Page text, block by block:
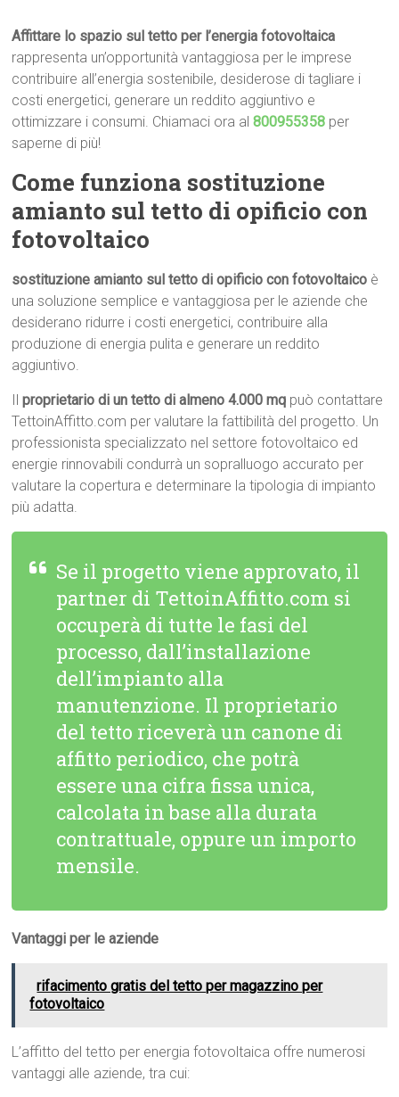
Affittare lo spazio sul tetto per l’energia fotovoltaica
rappresenta un’opportunità vantaggiosa per le imprese
contribuire all’energia sostenibile, desiderose di tagliare i
costi energetici, generare un reddito aggiuntivo e
ottimizzare i consumi. Chiamaci ora al800955358 per
saperne di più!
Come funziona sostituzione
amianto sul tetto di opificio con
fotovoltaico
sostituzione amianto sul tetto di opificio con fotovoltaico è
una soluzione semplice e vantaggiosa per le aziende che
desiderano ridurre i costi energetici, contribuire alla
produzione di energia pulita e generare un reddito
aggiuntivo.
Ilproprietario di un tetto di almeno 4.000 mq può contattare
TettoinAffitto.com per valutare la fattibilità del progetto. Un
professionista specializzato nel settore fotovoltaico ed
energie rinnovabili condurrà un sopralluogo accurato per
valutare la copertura e determinare la tipologia di impianto
più adatta.
Se il progetto viene approvato, il
partner di TettoinAffitto.com si
occuperà di tutte le fasi del
processo, dall’installazione
dell’impianto alla
manutenzione. Il proprietario
del tetto riceverà un canone di
affitto periodico, che potrà
essere una cifra fissa unica,
calcolata in base alla durata
contrattuale, oppure un importo
mensile.
Vantaggi per le aziende
rifacimento gratis del tetto per magazzino per
fotovoltaico
L’affitto del tetto per energia fotovoltaica offre numerosi
vantaggi alle aziende, tra cui: